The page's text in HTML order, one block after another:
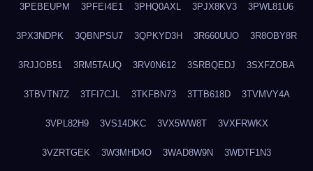
3PEBEUPM 3PFEI4E1 3PHQ0AXL 3PJX8KV3 3PWL81U6
3PX3NDPK 3QBNPSU7 3QPKYD3H 3R660UUO 3R8OBY8R
3RJJOB51 3RM5TAUQ 3RV0N612 3SRBQEDJ 3SXFZOBA
3TBVTN7Z 3TFI7CJL 3TKFBN73 3TTB618D 3TVMVY4A
3VPL82H9 3VS14DKC 3VX5WW8T 3VXFRWKX
3VZRTGEK 3W3MHD4O 3WAD8W9N 3WDTF1N3